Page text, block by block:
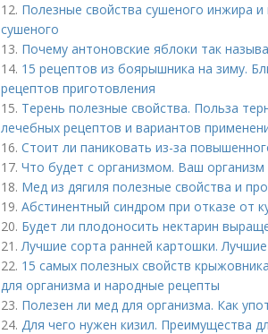
12. Полезные свойства сушеного инжира
сушеного
13. Почему антоновские яблоки так
14. 15 рецептов из боярышника на зиму.
рецептов приготовления
15. Терень полезные свойства. Польза
лечебных рецептов и вариантов
16. Стоит ли паниковать из-за
17. Что будет с организмом. Ваш организм
18. Мед из дягиля полезные свойства и
19. Абстинентный синдром при отказе от
20. Будет ли плодоносить нектарин
21.Лучшие сорта ранней картошки.
22. 15 самых полезных свойств
для организма и народные рецепты
23. Полезен ли мед для организма. Как
24. Для чего нужен кизил. Преимущества